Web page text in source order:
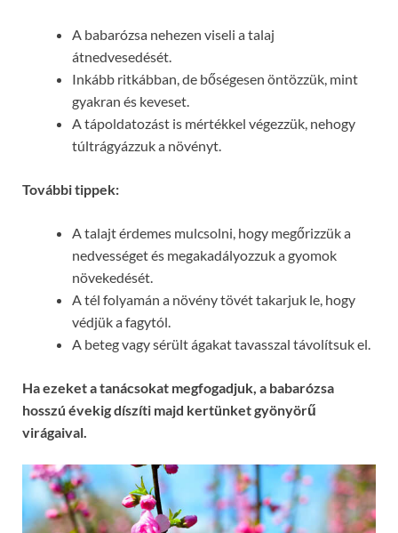
A babarózsa nehezen viseli a talaj
átnedvesedését.
Inkább ritkábban, de bőségesen öntözzük, mint
gyakran és keveset.
A tápoldatozást is mértékkel végezzük, nehogy
túltrágyázzuk a növényt.
További tippek:
A talajt érdemes mulcsolni, hogy megőrizzük a
nedvességet és megakadályozzuk a gyomok
növekedését.
A tél folyamán a növény tövét takarjuk le, hogy
védjük a fagytól.
A beteg vagy sérült ágakat tavasszal távolítsuk el.
Ha ezeket a tanácsokat megfogadjuk, a babarózsa
hosszú évekig díszíti majd kertünket gyönyörű
virágaival.